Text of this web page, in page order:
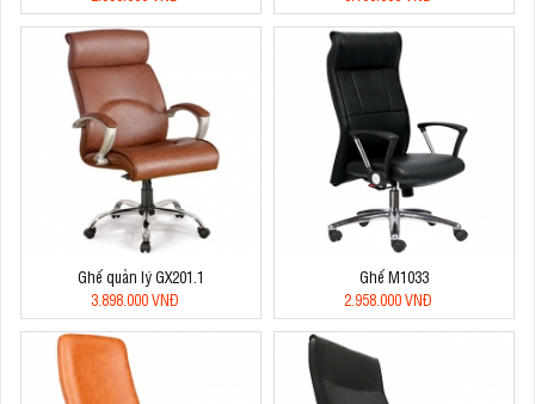
Ghế quản lý GX201.1
3.898.000 VNĐ
Ghế M1033
2.958.000 VNĐ